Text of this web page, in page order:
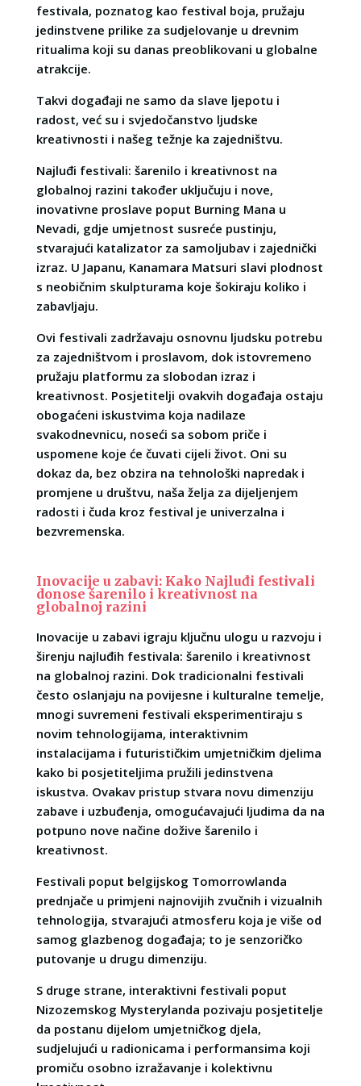
festivala, poznatog kao festival boja, pružaju
jedinstvene prilike za sudjelovanje u drevnim
ritualima koji su danas preoblikovani u globalne
atrakcije.
Takvi događaji ne samo da slave ljepotu i
radost, već su i svjedočanstvo ljudske
kreativnosti i našeg težnje ka zajedništvu.
Najluđi festivali: šarenilo i kreativnost na
globalnoj razini također uključuju i nove,
inovativne proslave poput Burning Mana u
Nevadi, gdje umjetnost susreće pustinju,
stvarajući katalizator za samoljubav i zajednički
izraz. U Japanu, Kanamara Matsuri slavi plodnost
s neobičnim skulpturama koje šokiraju koliko i
zabavljaju.
Ovi festivali zadržavaju osnovnu ljudsku potrebu
za zajedništvom i proslavom, dok istovremeno
pružaju platformu za slobodan izraz i
kreativnost. Posjetitelji ovakvih događaja ostaju
obogaćeni iskustvima koja nadilaze
svakodnevnicu, noseći sa sobom priče i
uspomene koje će čuvati cijeli život. Oni su
dokaz da, bez obzira na tehnološki napredak i
promjene u društvu, naša želja za dijeljenjem
radosti i čuda kroz festival je univerzalna i
bezvremenska.
Inovacije u zabavi: Kako Najluđi festivali
donose šarenilo i kreativnost na
globalnoj razini
Inovacije u zabavi igraju ključnu ulogu u razvoju i
širenju najluđih festivala: šarenilo i kreativnost
na globalnoj razini. Dok tradicionalni festivali
često oslanjaju na povijesne i kulturalne temelje,
mnogi suvremeni festivali eksperimentiraju s
novim tehnologijama, interaktivnim
instalacijama i futurističkim umjetničkim djelima
kako bi posjetiteljima pružili jedinstvena
iskustva. Ovakav pristup stvara novu dimenziju
zabave i uzbuđenja, omogućavajući ljudima da na
potpuno nove načine dožive šarenilo i
kreativnost.
Festivali poput belgijskog Tomorrowlanda
prednjače u primjeni najnovijih zvučnih i vizualnih
tehnologija, stvarajući atmosferu koja je više od
samog glazbenog događaja; to je senzoričko
putovanje u drugu dimenziju.
S druge strane, interaktivni festivali poput
Nizozemskog Mysterylanda pozivaju posjetitelje
da postanu dijelom umjetničkog djela,
sudjelujući u radionicama i performansima koji
promiču osobno izražavanje i kolektivnu